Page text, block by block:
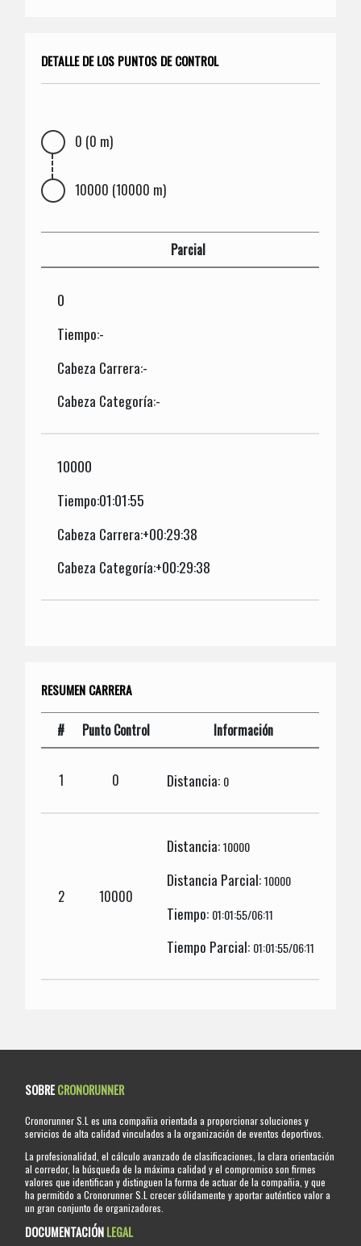
DETALLE DE LOS PUNTOS DE CONTROL
0 (0 m)
10000 (10000 m)
Parcial
0
Tiempo:-
Cabeza Carrera:-
Cabeza Categoría:-
10000
Tiempo:01:01:55
Cabeza Carrera:+00:29:38
Cabeza Categoría:+00:29:38
RESUMEN CARRERA
# Punto Control Información
1 0 Distancia: 0
2 10000
Distancia:10000
Distancia Parcial:10000
Tiempo: 01:01:55/06:11
Tiempo Parcial: 01:01:55/06:11
SOBRECRONORUNNER
Cronorunner S.L es una compañia orientada a proporcionar soluciones y
servicios de alta calidad vinculados a la organización de eventos deportivos.
La profesionalidad, el cálculo avanzado de clasificaciones, la clara orientación
al corredor, la búsqueda de la máxima calidad y el compromiso son firmes
valores que identifican y distinguen la forma de actuar de la compañia, y que
ha permitido a Cronorunner S.L crecer sólidamente y aportar auténtico valor a
un gran conjunto de organizadores.
DOCUMENTACIÓNLEGAL